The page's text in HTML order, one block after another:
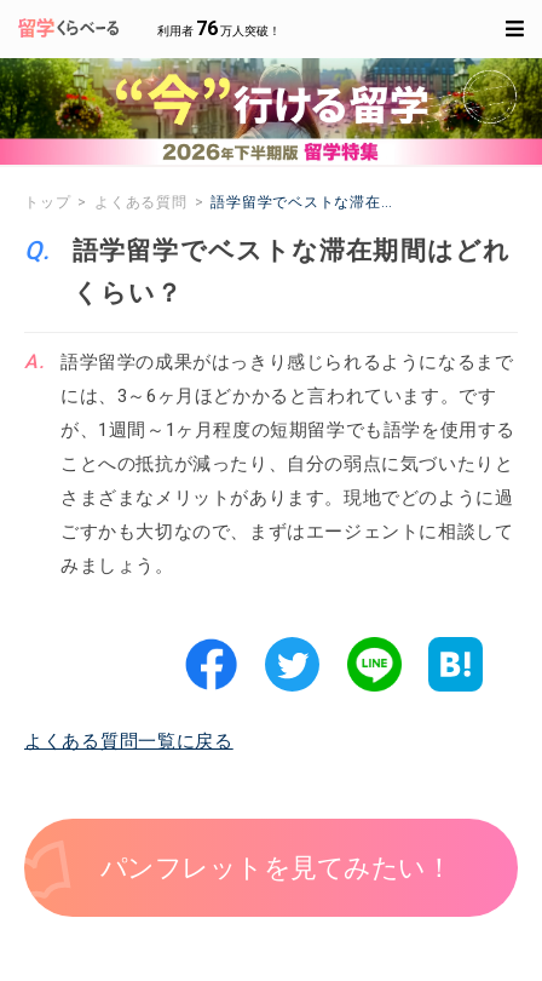
利用者 76万人突破！
トップ よくある質問 語学留学でベストな滞在期間はどれくらい？
語学留学でベストな滞在期間はどれ
くらい？
語学留学の成果がはっきり感じられるようになるまで
には、3～6ヶ月ほどかかると言われています。です
が、1週間～1ヶ月程度の短期留学でも語学を使用する
ことへの抵抗が減ったり、自分の弱点に気づいたりと
さまざまなメリットがあります。現地でどのように過
ごすかも大切なので、まずはエージェントに相談して
みましょう。
よくある質問一覧に戻る
パンフレットを見てみたい！